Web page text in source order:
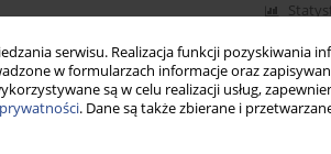
serwisu. Realizacja funkcji pozyskiwania
w formularzach informacje oraz
są w celu realizacji usług,
. Dane są także zbierane i